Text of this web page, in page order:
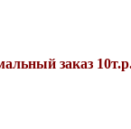
10т.р. Цены